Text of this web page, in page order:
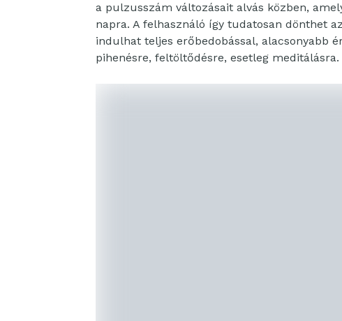
a pulzusszám változásait alvás közben,
napra. A felhasználó így tudatosan dönthet
indulhat teljes erőbedobással, alacsonyabb
pihenésre, feltöltődésre, esetleg meditálásra.